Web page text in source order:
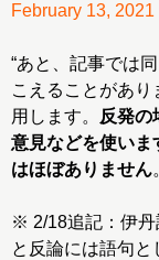
February 13, 2021
“あと、記事では
こえることがあ
用します。
反発の
意見などを使いま
はほぼありません
※ 2/18追記：伊丹
と反論には語句